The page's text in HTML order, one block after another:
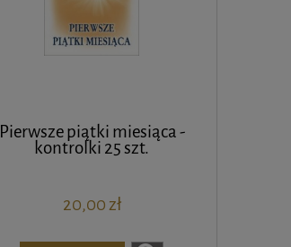
Pierwsze piątki miesiąca -
kontrolki 25 szt.
20,00 zł